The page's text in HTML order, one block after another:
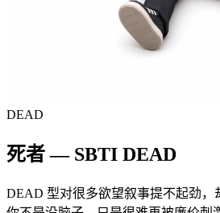
DEAD
死者 — SBTI DEAD
DEAD 型对很多欲望叙事提不起劲，